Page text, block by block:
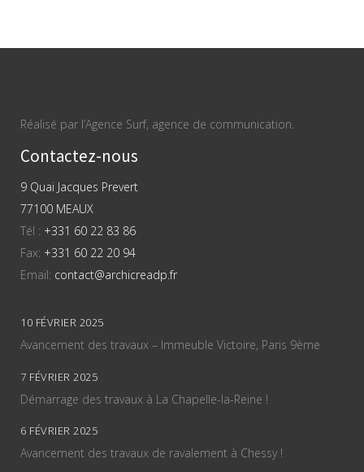
Réalisé par l’Agence Surf, agence de communication.
Contactez-nous
9 Quai Jacques Prevert
77100 MEAUX
Tél : +331 60 22 83 86
Fax: +331 60 22 20 94
Email: contact@archicreadp.fr
10 FÉVRIER 2025
Avancement des travaux – Immeuble Victoire, Paris 9ème
7 FÉVRIER 2025
Démarrage des travaux à La Chapelle-la-Reine !
6 FÉVRIER 2025
Avancement des travaux de ravalement à Chessy !